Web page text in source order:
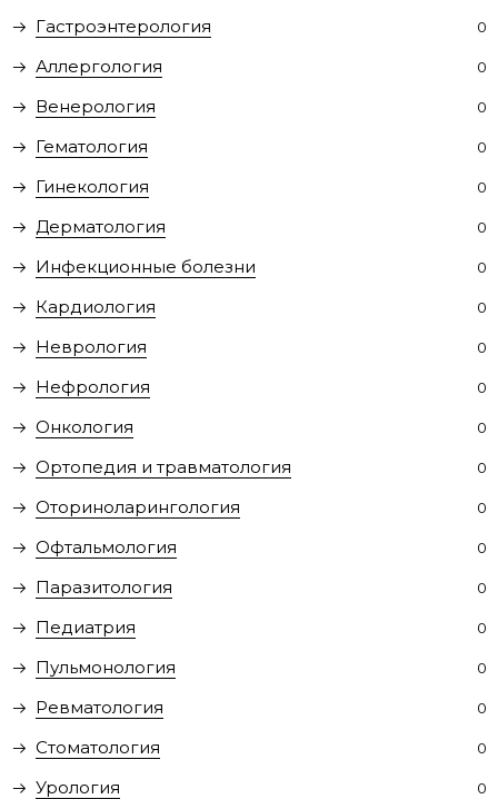
Гастроэнтерология 0
Аллергология 0
Венерология 0
Гематология 0
Гинекология 0
Дерматология 0
Инфекционные болезни 0
Кардиология 0
Неврология 0
Нефрология 0
Онкология 0
Ортопедия и травматология 0
Оториноларингология 0
Офтальмология 0
Паразитология 0
Педиатрия 0
Пульмонология 0
Ревматология 0
Стоматология 0
Урология 0